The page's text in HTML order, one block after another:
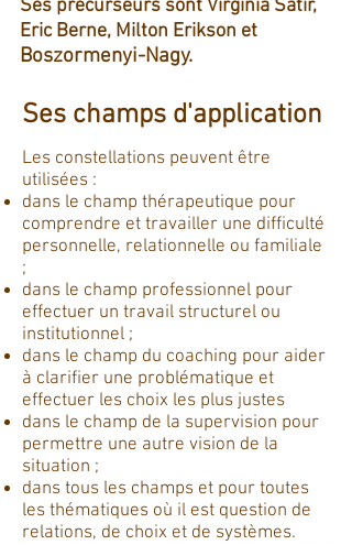
Ses précurseurs sont Virginia Satir,
Eric Berne, Milton Erikson et
Boszormenyi-Nagy.
Ses champs d'application
Les constellations peuvent être
utilisées :
dans le champ thérapeutique pour
comprendre et travailler une difficulté
personnelle, relationnelle ou familiale
;
dans le champ professionnel pour
effectuer un travail structurel ou
institutionnel ;
dans le champ du coaching pour aider
à clarifier une problématique et
effectuer les choix les plus justes
dans le champ de la supervision pour
permettre une autre vision de la
situation ;
dans tous les champs et pour toutes
les thématiques où il est question de
relations, de choix et de systèmes.